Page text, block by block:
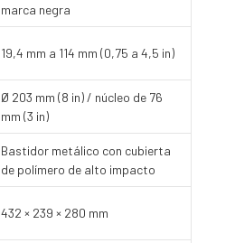
marca negra
19,4 mm a 114 mm (0,75 a 4,5 in)
Ø 203 mm (8 in) / núcleo de 76
mm (3 in)
Bastidor metálico con cubierta
de polímero de alto impacto
432 × 239 × 280 mm